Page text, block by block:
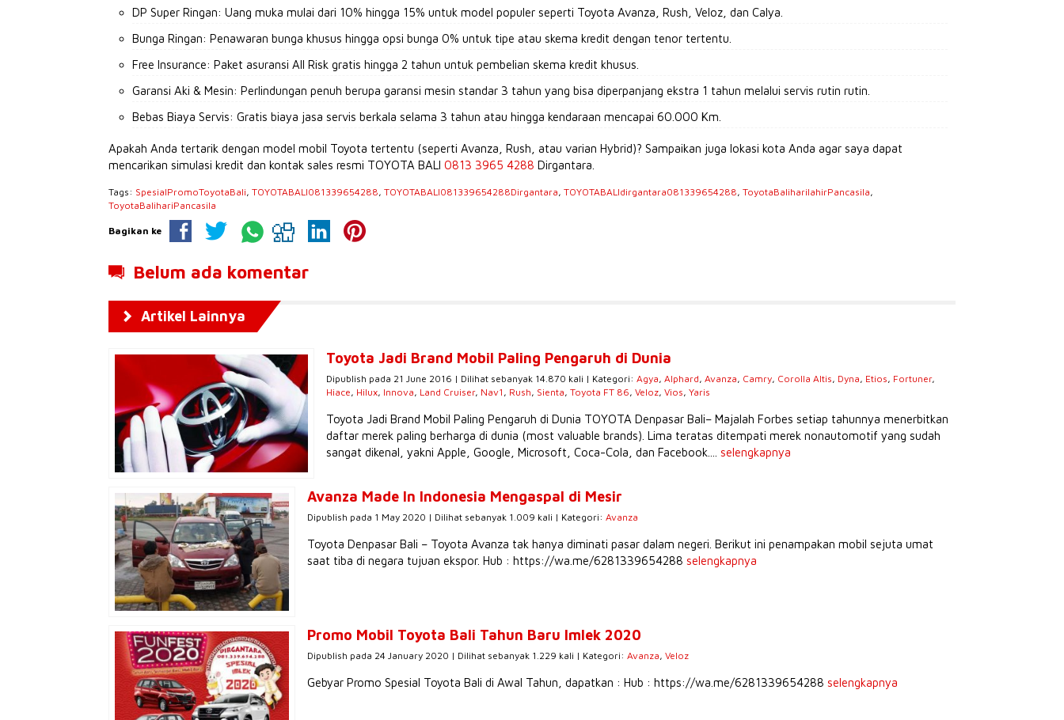
DP Super Ringan: Uang muka mulai dari 10% hingga 15% untuk model populer seperti Toyota Avanza, Rush, Veloz, dan Calya.
Bunga Ringan: Penawaran bunga khusus hingga opsi bunga 0% untuk tipe atau skema kredit dengan tenor tertentu.
Free Insurance: Paket asuransi All Risk gratis hingga 2 tahun untuk pembelian skema kredit khusus.
Garansi Aki & Mesin: Perlindungan penuh berupa garansi mesin standar 3 tahun yang bisa diperpanjang ekstra 1 tahun melalui servis rutin rutin.
Bebas Biaya Servis: Gratis biaya jasa servis berkala selama 3 tahun atau hingga kendaraan mencapai 60.000 Km.
Apakah Anda tertarik dengan model mobil Toyota tertentu (seperti Avanza, Rush, atau varian Hybrid)? Sampaikan juga lokasi kota Anda agar saya dapat
mencarikan simulasi kredit dan kontak sales resmi TOYOTA BALI 0813 3965 4288 Dirgantara.
Tags: SpesialPromoToyotaBali, TOYOTABALI081339654288, TOYOTABALI081339654288Dirgantara, TOYOTABALIdirgantara081339654288, ToyotaBaliharilahirPancasila,
ToyotaBalihariPancasila
Bagikan ke
Belum ada komentar
Artikel Lainnya
Toyota Jadi Brand Mobil Paling Pengaruh di Dunia
Dipublish pada 21 June 2016 | Dilihat sebanyak 14.870 kali | Kategori: Agya, Alphard, Avanza, Camry, Corolla Altis, Dyna, Etios, Fortuner,
Hiace, Hilux, Innova, Land Cruiser, Nav1 , Rush, Sienta, Toyota FT 86, Veloz, Vios, Yaris
Toyota Jadi Brand Mobil Paling Pengaruh di Dunia TOYOTA Denpasar Bali– Majalah Forbes setiap tahunnya menerbitkan
daftar merek paling berharga di dunia (most valuable brands). Lima teratas ditempati merek nonautomotif yang sudah
sangat dikenal, yakni Apple, Google, Microsoft, Coca-Cola, dan Facebook.... selengkapnya
Avanza Made In Indonesia Mengaspal di Mesir
Dipublish pada 1 May 2020 | Dilihat sebanyak 1.009 kali | Kategori: Avanza
Toyota Denpasar Bali – Toyota Avanza tak hanya diminati pasar dalam negeri. Berikut ini penampakan mobil sejuta umat
saat tiba di negara tujuan ekspor. Hub : https://wa.me/6281339654288 selengkapnya
Promo Mobil Toyota Bali Tahun Baru Imlek 2020
Dipublish pada 24 January 2020 | Dilihat sebanyak 1.229 kali | Kategori: Avanza, Veloz
Gebyar Promo Spesial Toyota Bali di Awal Tahun, dapatkan : Hub : https://wa.me/6281339654288 selengkapnya